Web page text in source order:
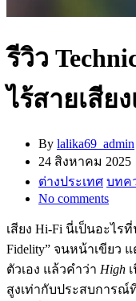
รีวิว
ไร้สายเสีย
By lalika69_admin
24 สิงหาคม 2025
ต่างประเทศ บทค
No comments
เสียง Hi-Fi นี่เป็นอะไร
Fidelity” จนหน้าเขียว
ตัวเอง แล้วคำว่า High
สูงเท่ากับประสบการ